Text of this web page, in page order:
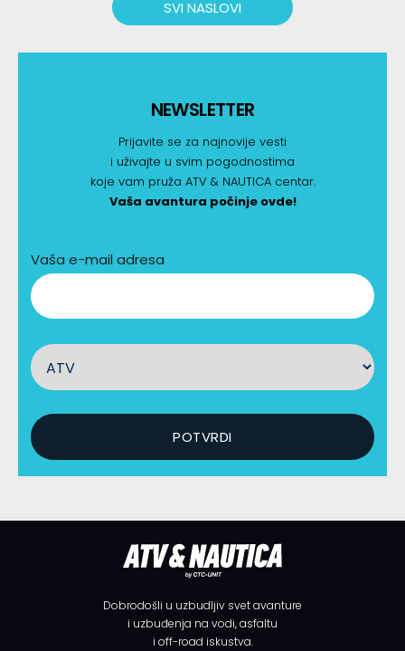
SVI NASLOVI
NEWSLETTER
Prijavite se za najnovije vesti
i uživajte u svim pogodnostima
koje vam pruža ATV & NAUTICA centar.
Vaša avantura počinje ovde!
Vaša e-mail adresa
Dobrodošli u uzbudljiv svet avanture
i uzbuđenja na vodi, asfaltu
i off-road iskustva.